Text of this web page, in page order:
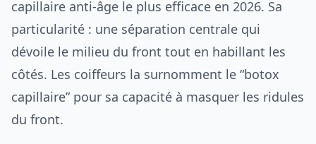
capillaire anti-âge le plus efficace en 2026. Sa
particularité : une séparation centrale qui
dévoile le milieu du front tout en habillant les
côtés. Les coiffeurs la surnomment le “botox
capillaire” pour sa capacité à masquer les ridules
du front.